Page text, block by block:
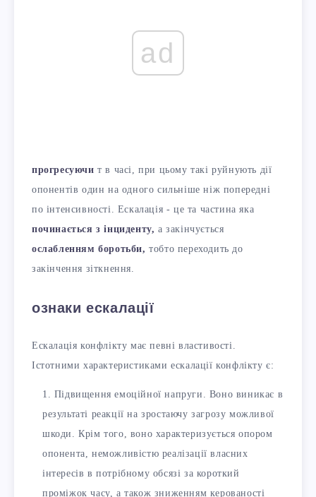
ad
прогресуючи т в часі, при цьому такі руйнують дії
опонентів один на одного сильніше ніж попередні
по інтенсивності. Ескалація - це та частина яка
починається з інциденту, а закінчується
ослабленням боротьби, тобто переходить до
закінчення зіткнення.
ознаки ескалації
Ескалація конфлікту має певні властивості.
Істотними характеристиками ескалації конфлікту є:
Підвищення емоційної напруги. Воно виникає в
результаті реакції на зростаючу загрозу можливої ​​
шкоди. Крім того, воно характеризується опором
опонента, неможливістю реалізації власних
інтересів в потрібному обсязі за короткий
проміжок часу, а також зниженням керованості